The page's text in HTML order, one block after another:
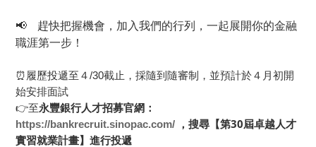
📢
趕快把握機會，加入我們的行列，一起展開你的金融
職涯第一步！
⏰ 履歷投遞至４/30截止，採隨到隨審制，並預計於４月初開
始安排面試
👉至永豐銀行人才招募官網：
https://bankrecruit.sinopac.com/ ，搜尋【第30屆卓越人才
實習就業計畫】進行投遞